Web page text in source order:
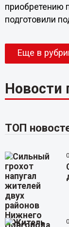
приобретению
подготовили
Еще в
Новости
ТОП